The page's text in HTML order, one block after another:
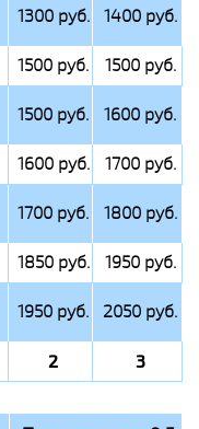
1300 руб. 1400 руб.
1500 руб.
1500 руб.
1500 руб. 1600 руб.
1600 руб.
1700 руб.
1700 руб. 1800 руб.
1850 руб.
1950 руб.
1950 руб. 2050 руб.
2 3